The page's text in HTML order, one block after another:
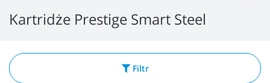
Kartridże Prestige Smart Steel
Filtr